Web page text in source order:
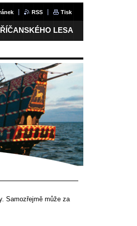
RSS Tisk
LESA
Samozřejmě může za